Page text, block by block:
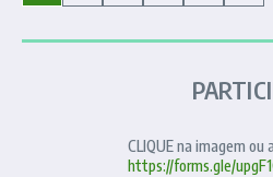
CLIQUE na imagem ou
https://forms.gle/